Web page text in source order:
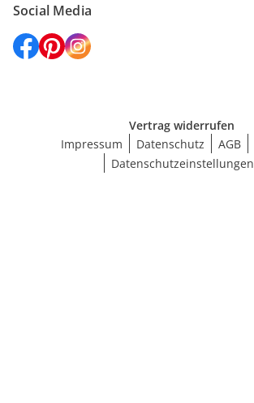
Social Media
Vertrag widerrufen
Impressum
Datenschutz AGB
Datenschutzeinstellungen